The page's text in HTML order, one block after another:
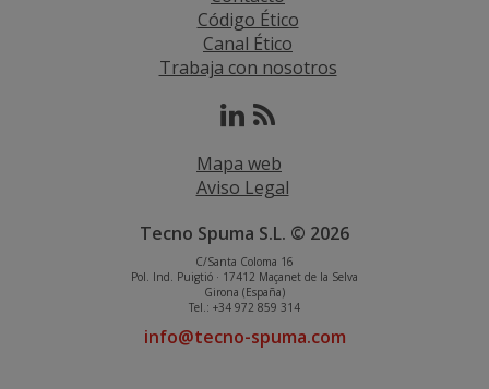
Código Ético
Canal Ético
Trabaja con nosotros
Mapa web
Aviso Legal
Tecno Spuma S.L. © 2026
C/Santa Coloma 16
Pol. Ind. Puigtió · 17412 Maçanet de la Selva
Girona (España)
Tel.: +34 972 859 314
info@tecno-spuma.com